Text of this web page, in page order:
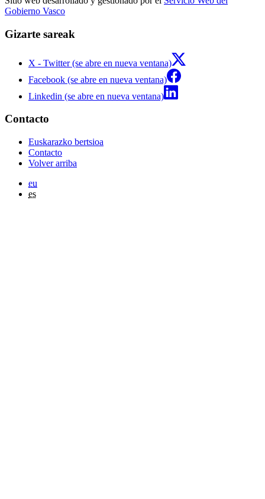
Gobierno Vasco
Gizarte sareak
X - Twitter (se abre en nueva ventana)
Facebook (se abre en nueva ventana)
Linkedin (se abre en nueva ventana)
Contacto
Euskarazko bertsioa
Contacto
Volver arriba
eu
es